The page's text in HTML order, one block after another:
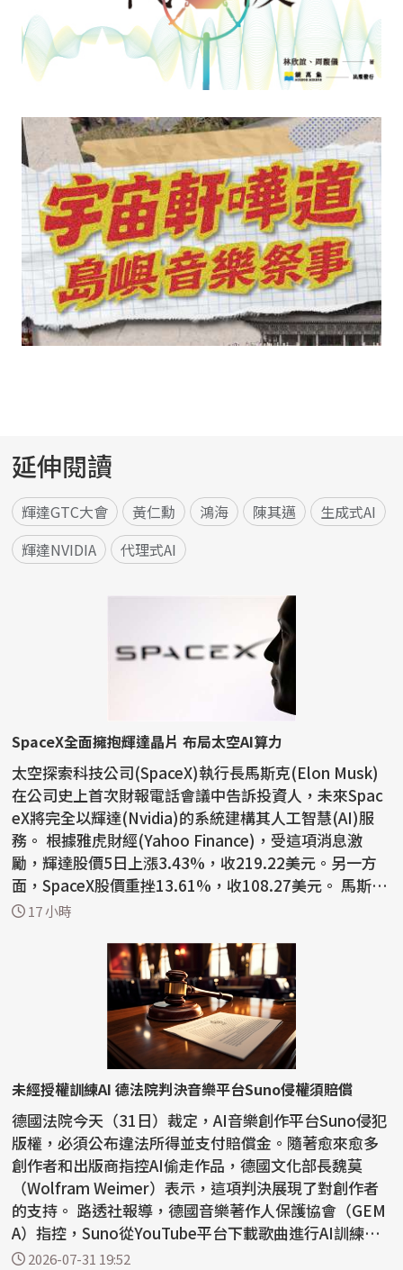
延伸閱讀
輝達GTC大會 黃仁勳 鴻海 陳其邁
生成式AI
輝達NVIDIA
代理式AI
SpaceX全面擁抱輝達晶片 布局太空AI算力
太空探索科技公司(SpaceX)執行長馬斯克(Elon Musk)
在公司史上首次財報電話會議中告訴投資人，未來Spac
eX將完全以輝達(Nvidia)的系統建構其人工智慧(AI)服
務。 根據雅虎財經(Yahoo Finance)，受這項消息激
勵，輝達股價5日上漲3.43%，收219.22美元。另一方
面，SpaceX股價重挫13.61%，收108.27美元。 馬斯克
表示：「我們...
17 小時
未經授權訓練AI 德法院判決音樂平台Suno侵權須賠償
德國法院今天（31日）裁定，AI音樂創作平台Suno侵犯
版權，必須公布違法所得並支付賠償金。隨著愈來愈多
創作者和出版商指控AI偷走作品，德國文化部長魏莫
（Wolfram Weimer）表示，這項判決展現了對創作者
的支持。 路透社報導，德國音樂著作人保護協會（GEM
A）指控，Suno從YouTube平台下載歌曲進行AI訓練，
受害者包括1...
2026-07-31 19:52